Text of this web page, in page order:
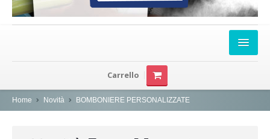
Chi Siamo
Prodotti
Carrello
Home Novità BOMBONIERE PERSONALIZZATE